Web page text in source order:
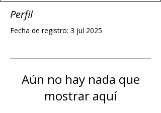
Perfil
Fecha de registro: 3 jul 2025
Aún no hay nada que
mostrar aquí